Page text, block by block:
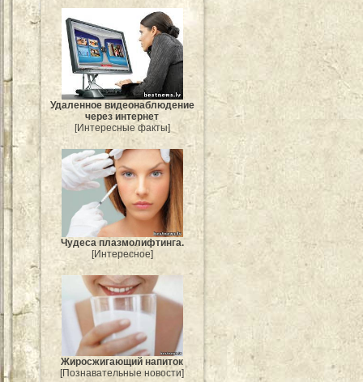
Удаленное видеонаблюдение
через интернет
[Интересные факты]
Чудеса плазмолифтинга.
[Интересное]
Жиросжигающий напиток
[Познавательные новости]